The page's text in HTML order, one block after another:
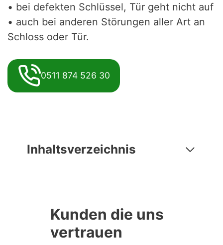
• bei defekten Schlüssel, Tür geht nicht auf
• auch bei anderen Störungen aller Art an
Schloss oder Tür.
0511 874 526 30
Inhaltsverzeichnis
Kunden die uns
vertrauen